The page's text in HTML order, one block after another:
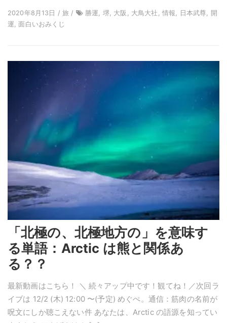
2020年8月13日 / 旅 /
勝運, 堺, 大阪, 大鳥大社, 情報, 日本武尊, 開
運, 面白いおみくじ
「北極の、北極地方の」を意味す
る単語：Arctic は熊と関係あ
る？？
最新動画はこちら！ ＼ 続々アップ中です！観てね！／次回ラ
イブは 12/2 (木) 12:00 〜(予定) めぐぺ。通信：筋肉の名前が
呪文にしか聴こえない件 あなたは、Arctic の語源を知ってい